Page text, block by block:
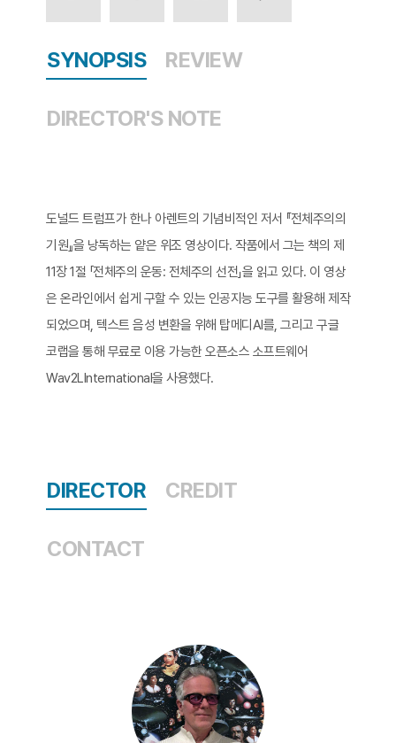
SYNOPSIS REVIEW
DIRECTOR'S NOTE
도널드 트럼프가 한나 아렌트의 기념비적인 저서 『전체주의의
기원』을 낭독하는 얕은 위조 영상이다. 작품에서 그는 책의 제
11장 1절 「전체주의 운동: 전체주의 선전」을 읽고 있다. 이 영상
은 온라인에서 쉽게 구할 수 있는 인공지능 도구를 활용해 제작
되었으며, 텍스트 음성 변환을 위해 탑메디AI를, 그리고 구글
코랩을 통해 무료로 이용 가능한 오픈소스 소프트웨어
Wav2LInternational을 사용했다.​
DIRECTOR CREDIT
CONTACT